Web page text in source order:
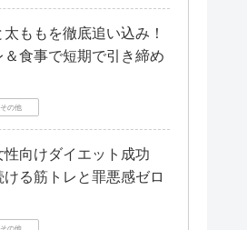
ももを徹底追い込み！
＆食事で短期で引き締め
の他
向けダイエット成功
る筋トレと罪悪感ゼロ
の他